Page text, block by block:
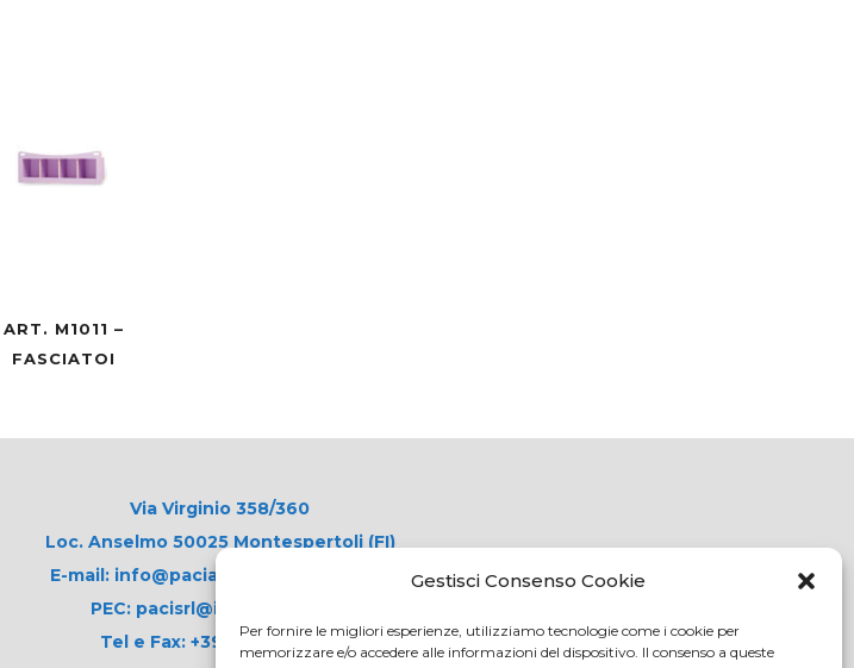
Gestisci Consenso Cookie
Per fornire le migliori esperienze, utilizziamo tecnologie come i cookie per
memorizzare e/o accedere alle informazioni del dispositivo. Il consenso a queste
ART. M1011 –
FASCIATOI
Via Virginio 358/360
Loc. Anselmo 50025 Montespertoli (FI)
E-mail: info@paciarrediscolastici.com
PEC: pacisrl@interfreepec.it
Tel e Fax: +39 0571 675108